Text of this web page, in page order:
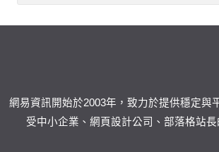
網易資訊開始於2003年，致力於提供穩定與
受中小企業、網頁設計公司、部落格站長